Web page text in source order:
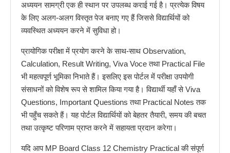
अध्ययन सामग्री एक ही स्थान पर उपलब्ध कराई गई है। प्रत्येक विषय
के लिए अलग-अलग विस्तृत पेज बनाए गए हैं जिससे विद्यार्थियों को
व्यवस्थित अध्ययन करने में सुविधा हो।
प्रायोगिक परीक्षा में प्रयोग करने के साथ-साथ Observation,
Calculation, Result Writing, Viva Voce तथा Practical File
भी महत्वपूर्ण भूमिका निभाते हैं। इसलिए इस पोर्टल में परीक्षा उपयोगी
संसाधनों को विशेष रूप से शामिल किया गया है। विद्यार्थी यहाँ से Viva
Questions, Important Questions तथा Practical Notes तक
भी पहुँच सकते हैं। यह पोर्टल विद्यार्थियों को बेहतर तैयारी, समय की बचत
तथा उत्कृष्ट परिणाम प्राप्त करने में सहायता प्रदान करेगा।
यदि आप MP Board Class 12 Chemistry Practical की संपूर्ण